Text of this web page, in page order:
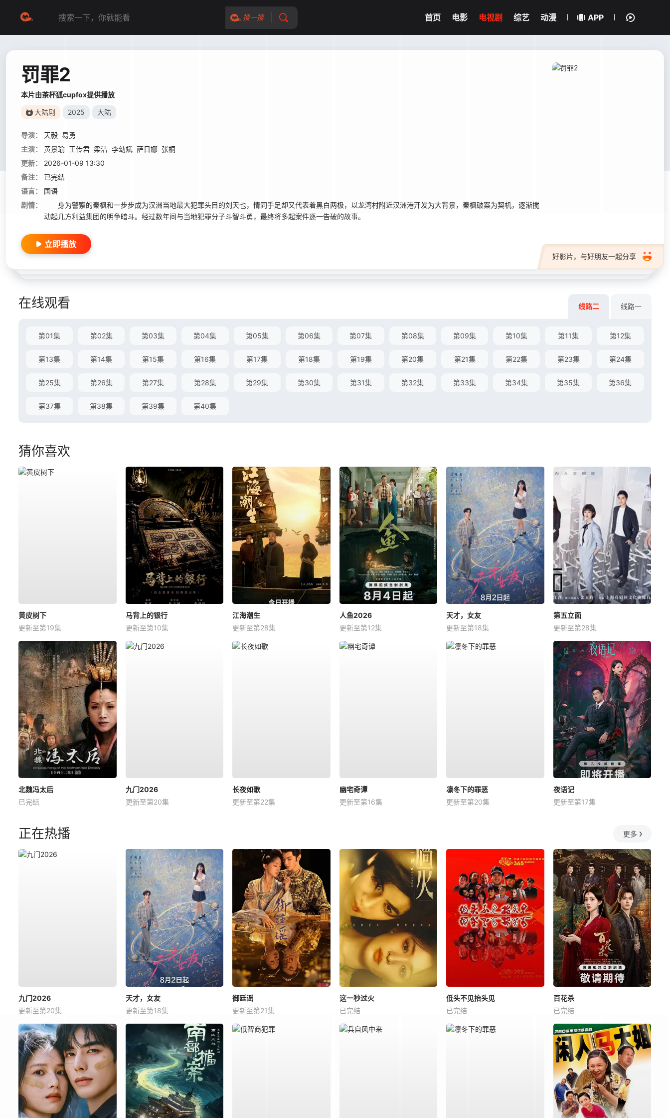
搜一搜 首页 电影 电视剧 综艺 动漫 APP
罚罪2
本片由茶杯狐cupfox提供播放
大陆剧 2025 大陆
导演： 天毅 易勇
主演：
黄景瑜 王传君 梁洁 李幼斌 萨日娜 张桐
更新：
2026-01-09 13:30
备注：
已完结
语言：
国语
剧情：
身为警察的秦枫和一步步成为汉洲当地最大犯罪头目的刘天也，情同手足却又代表着黑白两极，以龙湾村附近汉洲港开发为大背景，秦枫破案为契机，逐渐搅
动起几方利益集团的明争暗斗。经过数年间与当地犯罪分子斗智斗勇，最终将多起案件逐一告破的故事。
好影片，与好朋友一起分享
立即播放
在线观看 线路二 线路一
第01集 第02集 第03集 第04集 第05集 第06集 第07集 第08集 第09集 第10集 第11集 第12集
第13集 第14集 第15集 第16集 第17集 第18集 第19集 第20集 第21集 第22集 第23集 第24集
第25集 第26集 第27集 第28集 第29集 第30集 第31集 第32集 第33集 第34集 第35集 第36集
第37集 第38集 第39集 第40集
猜你喜欢
黄皮树下
更新至第19集
马背上的银行
更新至第10集
江海潮生
更新至第28集
人鱼2026
更新至第12集
天才，女友
更新至第18集
第五立面
更新至第28集
北魏冯太后
已完结
九门2026
更新至第20集
长夜如歌
更新至第22集
幽宅奇谭
更新至第16集
凛冬下的罪恶
更新至第20集
夜语记
更新至第17集
正在热播 更多
九门2026
更新至第20集
天才，女友
更新至第18集
御廷谣
更新至第21集
这一秒过火
已完结
低头不见抬头见
已完结
百花杀
已完结